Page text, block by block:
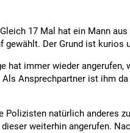
17 Mal hat ein Mann
gewählt. Der Grund ist kurios
hat immer wieder
Ansprechpartner ist ihm
Polizisten natürlich anderes
weiterhin angerufen.